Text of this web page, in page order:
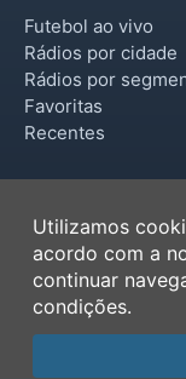
Futebol ao vivo
Rádios por cidade
Rádios por
Favoritas
Recentes
Termos de Uso
Política de
Ferramentas
Contato
Utilizamos
acordo com a
continuar
condições.